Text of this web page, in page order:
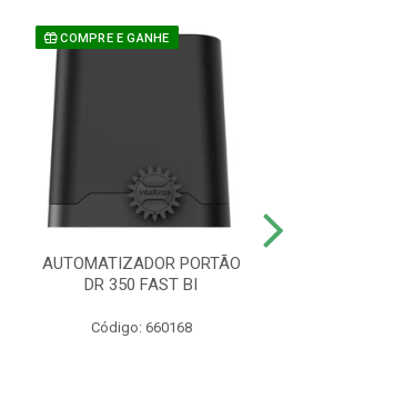
COMPRE E GANHE
AUTOMATIZADOR PORTÃO
DR 350 FAST BI
Código: 660168